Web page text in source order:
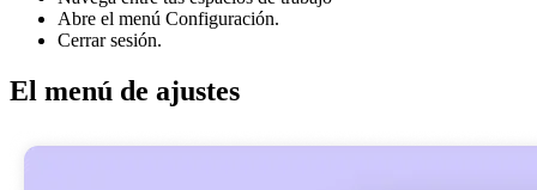
Abre el menú Configuración.
Cerrar sesión.
El menú de ajustes